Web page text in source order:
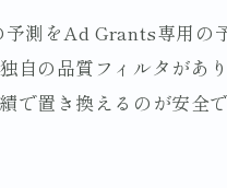
測をAd Grants専用の
自の品質フィルタがあ
で置き換えるのが安全で